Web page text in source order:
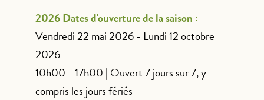
2026 Dates d'ouverture de la saison :
Vendredi 22 mai 2026 - Lundi 12 octobre
2026
10h00 - 17h00 | Ouvert 7 jours sur 7, y
compris les jours fériés